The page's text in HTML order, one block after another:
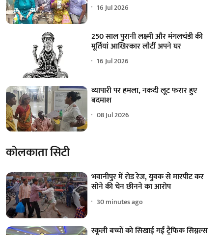
16 Jul 2026
250 साल पुरानी लक्ष्मी और मंगलचंडी की
मूर्तियां आखिरकार लौटीं अपने घर
16 Jul 2026
व्यापारी पर हमला, नकदी लूट फरार हुए
बदमाश
08 Jul 2026
कोलकाता सिटी
भवानीपुर में रोड रेज, युवक से मारपीट कर
सोने की चेन छीनने का आरोप
30 minutes ago
स्कूली बच्चों को सिखाई गईं ट्रैफिक सिग्नल्स